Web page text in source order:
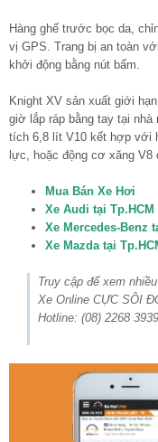
Hàng ghế trước bọc da,
vị GPS. Trang bị an toàn
khởi động bằng nút bấm.
Knight XV sản xuất giới
giờ lắp ráp bằng tay tại
tích 6,8 lít V10 kết hợp với
lực, hoặc động cơ xăng V8
Mua Bán Xe Hơi
Xe Audi tại Tp.HCM
Xe Mercedes-Benz
Xe Mazda tại
Truy cập để xem
Xe Online CỰC SÔI
Hotline: (08) 2268